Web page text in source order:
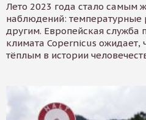
Лето 2023 года стало самым
наблюдений: температурные
другим. Европейская служба
климата Copernicus ожидает,
тёплым в истории